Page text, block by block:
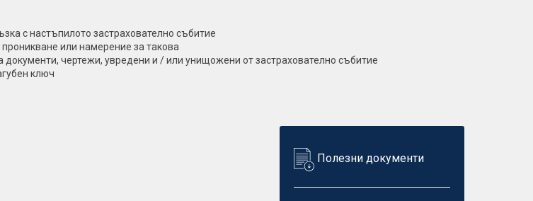
с настъпилото застрахователно събитие
или намерение за такова
чертежи, увредени и / или унищожени от застрахователно събитие
ключ
Полезни документи